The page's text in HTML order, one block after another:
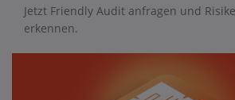
Jetzt Friendly Audit anfragen und
erkennen.